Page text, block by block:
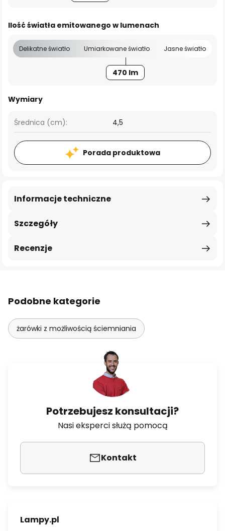
Ilość światła emitowanego w lumenach
Delikatne światło Umiarkowane światło Jasne światło
470 lm
Wymiary
Średnica (cm): 4,5
Porada produktowa
Szczegóły
Informacje techniczne
Recenzje
Podobne kategorie
żarówki z możliwością ściemniania
Potrzebujesz konsultacji?
Nasi eksperci służą pomocą
Kontakt
Lampy.pl